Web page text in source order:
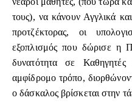
τους), να κάνουν Αγγλικά
προτζέκτορας, οι
εξοπλισμός που δώρισε η
δυνατότητα σε
αμφίδρομο τρόπο,
ο δάσκαλος βρίσκεται στην